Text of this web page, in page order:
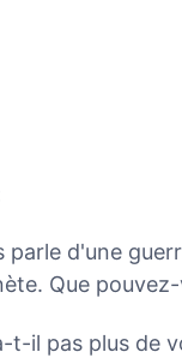
d'une
Que
t-il pas plus de